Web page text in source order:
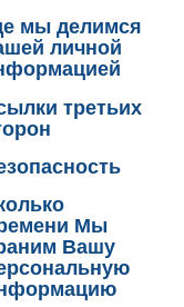
мы делимся
личной
третьих
Мы
Вашу